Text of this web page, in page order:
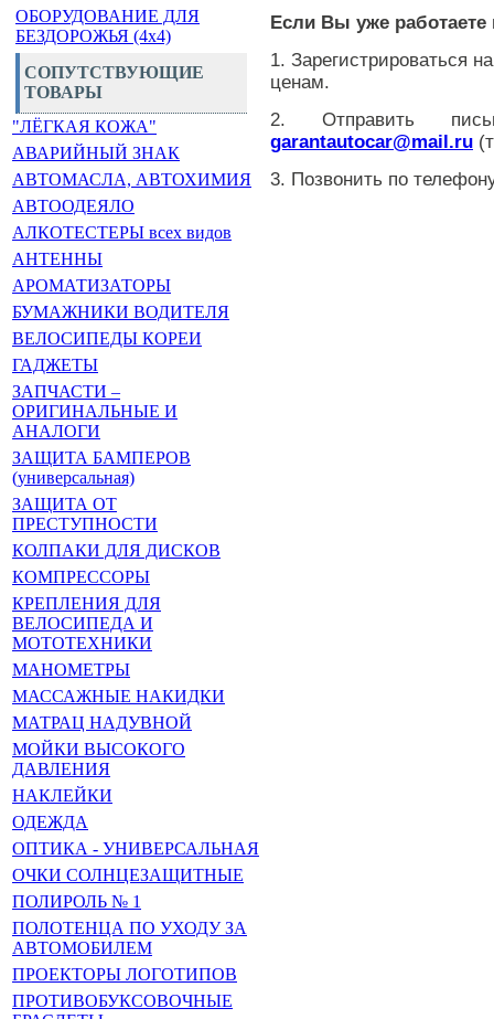
ОБОРУДОВАНИЕ ДЛЯ
БЕЗДОРОЖЬЯ (4x4)
СОПУТСТВУЮЩИЕ
ТОВАРЫ
"ЛЁГКАЯ КОЖА"
АВАРИЙНЫЙ ЗНАК
АВТОМАСЛА, АВТОХИМИЯ
АВТООДЕЯЛО
АЛКОТЕСТЕРЫ всех видов
АНТЕННЫ
АРОМАТИЗАТОРЫ
БУМАЖНИКИ ВОДИТЕЛЯ
ВЕЛОСИПЕДЫ КОРЕИ
ГАДЖЕТЫ
ЗАПЧАСТИ –
ОРИГИНАЛЬНЫЕ И
АНАЛОГИ
ЗАЩИТА БАМПЕРОВ
(универсальная)
ЗАЩИТА ОТ
ПРЕСТУПНОСТИ
КОЛПАКИ ДЛЯ ДИСКОВ
КОМПРЕССОРЫ
КРЕПЛЕНИЯ ДЛЯ
ВЕЛОСИПЕДА И
МОТОТЕХНИКИ
МАНОМЕТРЫ
МАССАЖНЫЕ НАКИДКИ
МАТРАЦ НАДУВНОЙ
МОЙКИ ВЫСОКОГО
ДАВЛЕНИЯ
НАКЛЕЙКИ
ОДЕЖДА
ОПТИКА - УНИВЕРСАЛЬНАЯ
ОЧКИ СОЛНЦЕЗАЩИТНЫЕ
ПОЛИРОЛЬ № 1
ПОЛОТЕНЦА ПО УХОДУ ЗА
АВТОМОБИЛЕМ
ПРОЕКТОРЫ ЛОГОТИПОВ
ПРОТИВОБУКСОВОЧНЫЕ
Если Вы уже работаете
1. Зарегистрироваться
ценам.
2. Отправить
garantautocar@mail.ru
3. Позвонить по